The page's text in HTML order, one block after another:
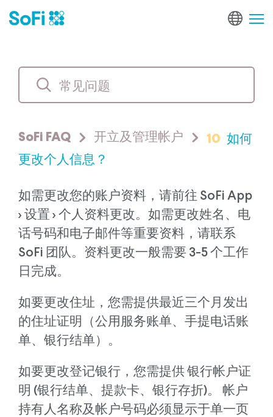
SoFi FAQ 开立及管理帐户 10 如何
更改个人信息？
如需更改您的账户资料，请前往 SoFi App
> 设置 > 个人资料更改。如需更改姓名、电
话号码和电子邮件等重要资料，请联系
SoFi 团队。资料更改一般需要 3-5 个工作
日完成。
如要更改住址，您需提供最近三个月发出
的住址证明（公用服务账单、手提电话账
单、银行结单）。
如要更改登记银行，您需提供 银行帐户证
明 (银行结单、提款卡、银行存折)。 帐户
持有人名称及帐户号码必须显示于单一页